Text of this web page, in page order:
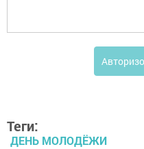
Теги:
ДЕНЬ МОЛОДЁЖИ